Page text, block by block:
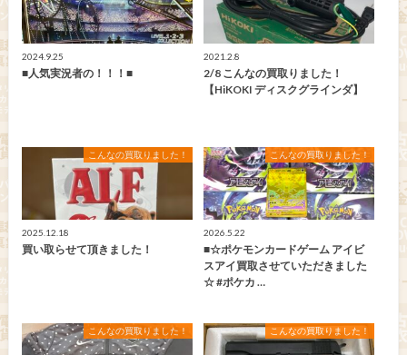
2024.9.25
■人気実況者の！！！■
2021.2.8
2/8 こんなの買取りました！
【HiKOKI ディスクグラインダ】
こんなの買取りました！
2025.12.18
買い取らせて頂きました！
こんなの買取りました！
2026.5.22
■☆ポケモンカードゲーム アイビ
スアイ買取させていただきました
☆ #ポケカ …
こんなの買取りました！ こんなの買取りました！